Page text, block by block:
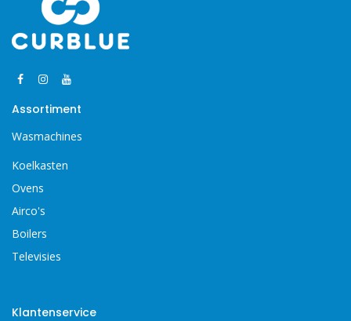
Assortiment
Wasmachines
Koelkasten
Ovens
Airco's
Boilers
Televisies
Klantenservice